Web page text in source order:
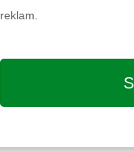
reklam.